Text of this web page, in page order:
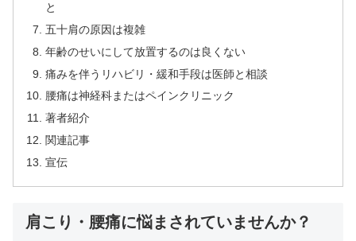
と
五十肩の原因は複雑
年齢のせいにして放置するのは良くない
痛みを伴うリハビリ・緩和手段は医師と相談
腰痛は神経科またはペインクリニック
著者紹介
関連記事
宣伝
肩こり・腰痛に悩まされていませんか？